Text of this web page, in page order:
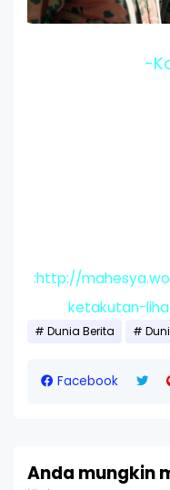
-
:http://
ketakutan-
Dunia Berita
Facebook
Anda mungkin